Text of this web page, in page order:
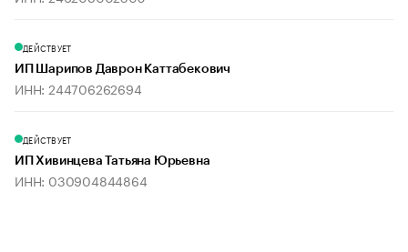
ДЕЙСТВУЕТ
ИП Шарипов Даврон Каттабекович
ИНН: 244706262694
ДЕЙСТВУЕТ
ИП Хивинцева Татьяна Юрьевна
ИНН: 030904844864